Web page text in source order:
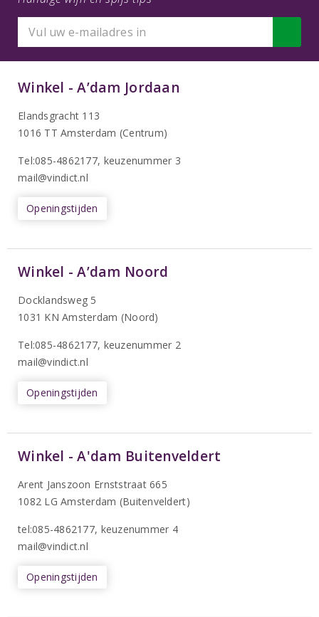
Winkel - A’dam Jordaan
Elandsgracht 113
1016 TT Amsterdam (Centrum)
Tel:085-4862177, keuzenummer 3
mail@vindict.nl
Openingstijden
Winkel - A’dam Noord
Docklandsweg 5
1031 KN Amsterdam (Noord)
Tel:085-4862177, keuzenummer 2
mail@vindict.nl
Openingstijden
Winkel - A'dam Buitenveldert
Arent Janszoon Ernststraat 665
1082 LG Amsterdam (Buitenveldert)
tel:085-4862177, keuzenummer 4
mail@vindict.nl
Openingstijden